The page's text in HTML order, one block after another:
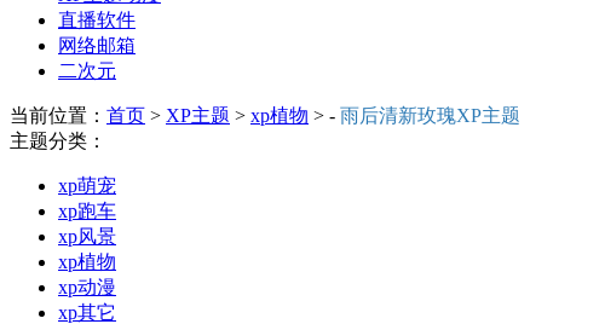
直播软件
网络邮箱
二次元
当前位置： 首页 > XP主题 > xp植物 > - 雨后清新玫瑰XP主题
主题分类：
xp萌宠
xp跑车
xp风景
xp植物
xp动漫
xp其它